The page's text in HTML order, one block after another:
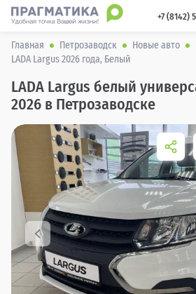
+7 (8142)
Главная Петрозаводск Новые авто
LADA Largus 2026 года, Белый
LADA Largus белый
2026 в Петрозаводске